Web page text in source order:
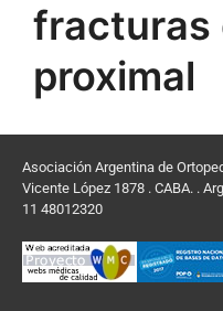
fracturas
proximal
Asociación Argentina de
Vicente López 1878 . CABA. .
11 48012320